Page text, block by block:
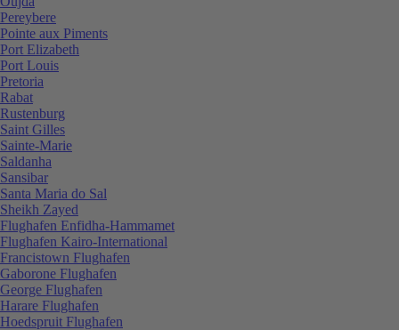
Pereybere
Pointe aux Piments
Port Elizabeth
Port Louis
Pretoria
Rabat
Rustenburg
Saint Gilles
Sainte-Marie
Saldanha
Sansibar
Santa Maria do Sal
Sheikh Zayed
Flughafen Enfidha-Hammamet
Flughafen Kairo-International
Francistown Flughafen
Gaborone Flughafen
George Flughafen
Harare Flughafen
Hoedspruit Flughafen